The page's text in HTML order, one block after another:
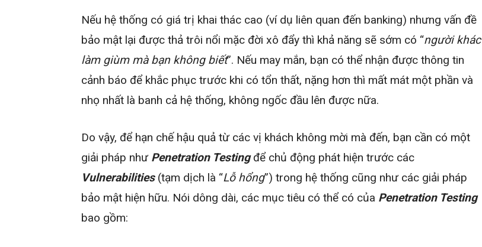
Nếu hệ thống có giá trị khai thác cao (ví dụ liên quan đến banking) nhưng vấn đề
bảo mật lại được thả trôi nổi mặc đời xô đẩy thì khả năng sẽ sớm có “người khác
làm giùm mà bạn không biết”. Nếu may mắn, bạn có thể nhận được thông tin
cảnh báo để khắc phục trước khi có tổn thất, nặng hơn thì mất mát một phần và
nhọ nhất là banh cả hệ thống, không ngốc đầu lên được nữa.
Do vậy, để hạn chế hậu quả từ các vị khách không mời mà đến, bạn cần có một
giải pháp như Penetration Testingđể chủ động phát hiện trước các
Vulnerabilities(tạm dịch là “Lỗ hổng”) trong hệ thống cũng như các giải pháp
bảo mật hiện hữu. Nói dông dài, các mục tiêu có thể có của Penetration Testing
bao gồm: